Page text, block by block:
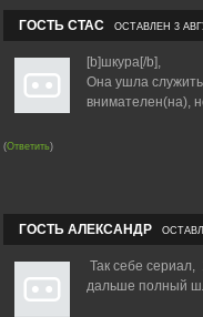
ГОСТЬ СТАС ОСТАВЛЕН 3
[b]шкура[/b],
Она ушла
внимателен(на),
(Ответить)
ГОСТЬ АЛЕКСАНДР
Так себе
дальше полный